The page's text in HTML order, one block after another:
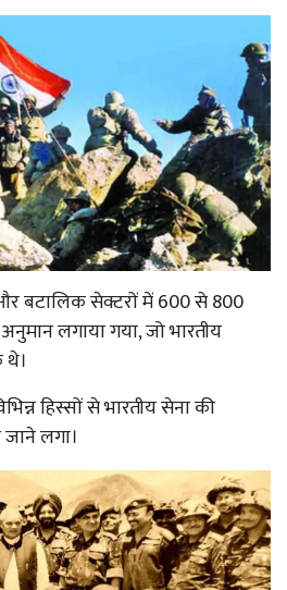
बटालिक सेक्टरों में 600 से 800
लगाया गया, जो भारतीय
हिस्सों से भारतीय सेना की
लगा।